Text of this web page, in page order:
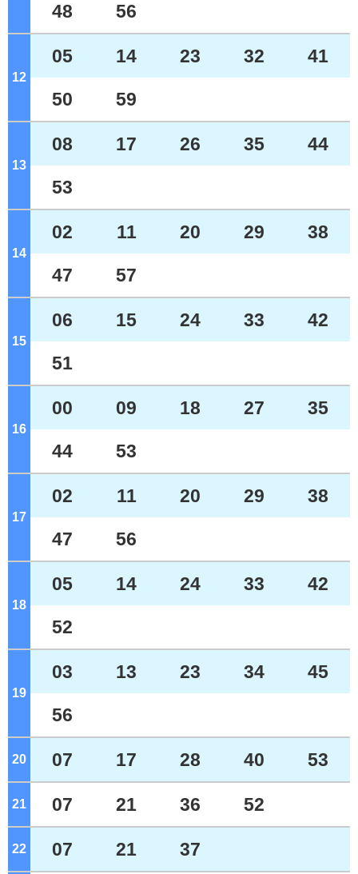
48 56
12 ジ
05 14 23 32 41
50 59
13 ジ
08 17 26 35 44
53
14 ジ
02 11 20 29 38
47 57
15 ジ
06 15 24 33 42
51
16 ジ
00 09 18 27 35
44 53
17 ジ
02 11 20 29 38
47 56
18 ジ
05 14 24 33 42
52
19 ジ
03 13 23 34 45
56
20 07 17 28 40 53
21 07 21 36 52
22 07 21 37